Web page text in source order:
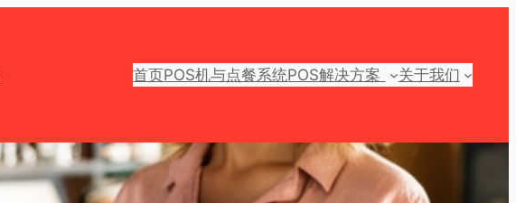
首页POS机与点餐系统POS解决方案 关于我们